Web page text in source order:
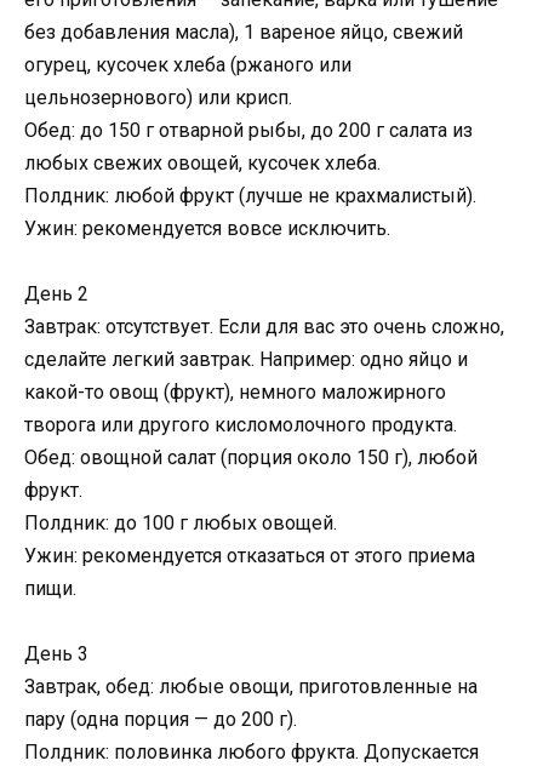
без добавления масла), 1 вареное яйцо, свежий
огурец, кусочек хлеба (ржаного или
цельнозернового) или крисп.
Обед: до 150 г отварной рыбы, до 200 г салата из
любых свежих овощей, кусочек хлеба.
Полдник: любой фрукт (лучше не крахмалистый).
Ужин: рекомендуется вовсе исключить.
День 2
Завтрак: отсутствует. Если для вас это очень сложно,
сделайте легкий завтрак. Например: одно яйцо и
какой-то овощ (фрукт), немного маложирного
творога или другого кисломолочного продукта.
Обед: овощной салат (порция около 150 г), любой
фрукт.
Полдник: до 100 г любых овощей.
Ужин: рекомендуется отказаться от этого приема
пищи.
День 3
Завтрак, обед: любые овощи, приготовленные на
пару (одна порция — до 200 г).
Полдник: половинка любого фрукта. Допускается